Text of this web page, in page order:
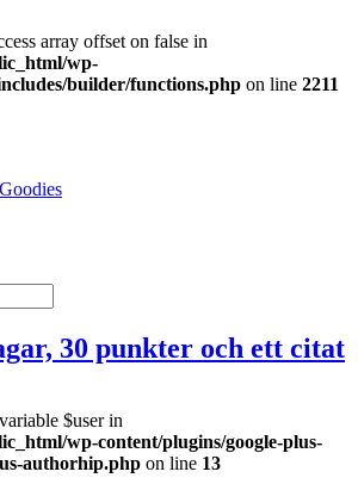
array offset on false in
wp-
builder/functions.php on line 2211
30 punkter och ett citat
$user in
wp-content/plugins/google-plus-
authorhip.php on line 13